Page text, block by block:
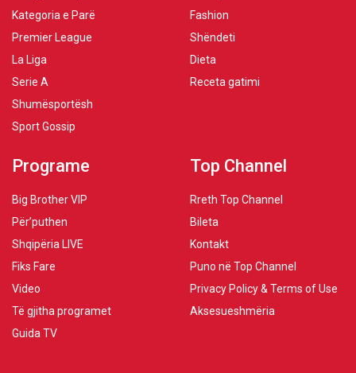
Kategoria e Parë
Premier League
La Liga
Serie A
Shumësportësh
Sport Gossip
Fashion
Shëndeti
Dieta
Receta gatimi
Programe
Big Brother VIP
Për’puthen
Shqipëria LIVE
Fiks Fare
Video
Të gjitha programet
Guida TV
Top Channel
Rreth Top Channel
Bileta
Kontakt
Puno në Top Channel
Privacy Policy & Terms of Use
Aksesueshmëria